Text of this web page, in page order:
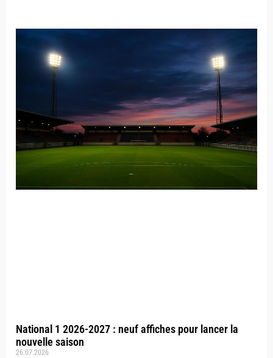
National 1 2026-2027 : neuf affiches pour lancer la
nouvelle saison
26.07.2026